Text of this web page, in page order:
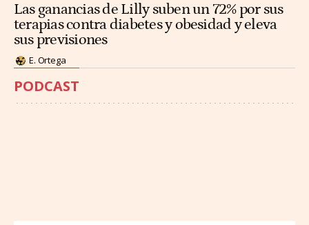
Las ganancias de Lilly suben un 72% por sus
terapias contra diabetes y obesidad y eleva
sus previsiones
E. Ortega
PODCAST